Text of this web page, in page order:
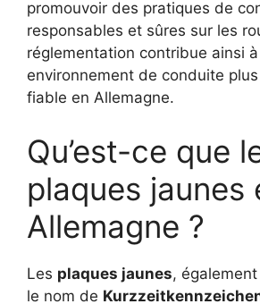
promouvoir des pratiques de
responsables et sûres sur les
réglementation contribue ainsi
environnement de conduite
fiable en Allemagne.
Qu’est-ce que
plaques jaunes
Allemagne ?
Les plaques jaunes,
le nom de